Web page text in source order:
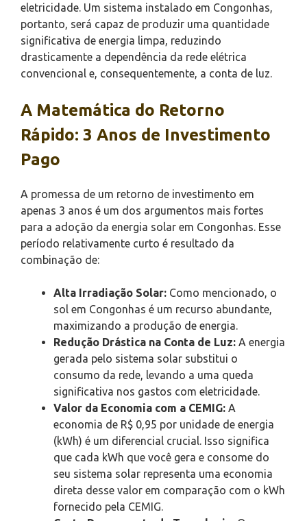
eletricidade. Um sistema instalado em Congonhas,
portanto, será capaz de produzir uma quantidade
significativa de energia limpa, reduzindo
drasticamente a dependência da rede elétrica
convencional e, consequentemente, a conta de luz.
A Matemática do Retorno
Rápido: 3 Anos de Investimento
Pago
A promessa de um retorno de investimento em
apenas 3 anos é um dos argumentos mais fortes
para a adoção da energia solar em Congonhas. Esse
período relativamente curto é resultado da
combinação de:
Alta Irradiação Solar: Como mencionado, o
sol em Congonhas é um recurso abundante,
maximizando a produção de energia.
Redução Drástica na Conta de Luz: A energia
gerada pelo sistema solar substitui o
consumo da rede, levando a uma queda
significativa nos gastos com eletricidade.
Valor da Economia com a CEMIG: A
economia de R$ 0,95 por unidade de energia
(kWh) é um diferencial crucial. Isso significa
que cada kWh que você gera e consome do
seu sistema solar representa uma economia
direta desse valor em comparação com o kWh
fornecido pela CEMIG.